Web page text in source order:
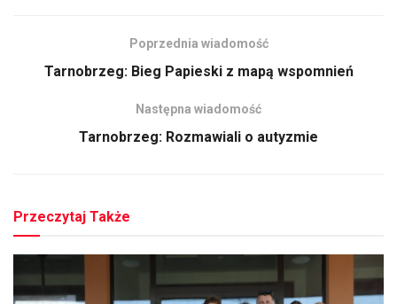
Poprzednia wiadomość
Tarnobrzeg: Bieg Papieski z mapą wspomnień
Następna wiadomość
Tarnobrzeg: Rozmawiali o autyzmie
Przeczytaj Także